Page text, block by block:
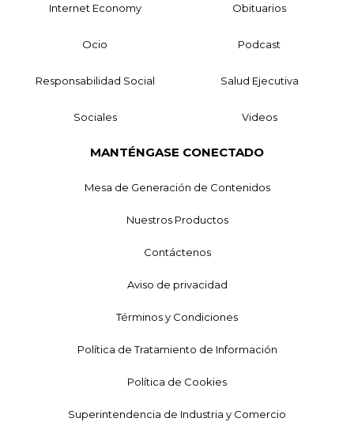
Internet Economy Obituarios
Ocio Podcast
Responsabilidad Social Salud Ejecutiva
Sociales Videos
MANTÉNGASE CONECTADO
Mesa de Generación de Contenidos
Nuestros Productos
Contáctenos
Aviso de privacidad
Términos y Condiciones
Política de Tratamiento de Información
Política de Cookies
Superintendencia de Industria y Comercio